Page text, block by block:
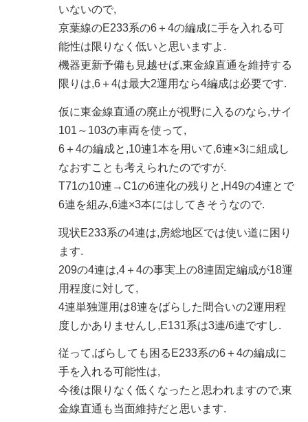
いないので,
京葉線のE233系の6＋4の編成に手を入れる可
能性は限りなく低いと思いますよ.
機器更新予備も見越せば,東金線直通を維持する
限りは,6＋4は最大2運用なら4編成は必要です.
仮に東金線直通の廃止が視野に入るのなら,サイ
101～103の車両を使って,
6＋4の編成と,10連1本を用いて,6連×3に組成し
なおすことも考えられたのですが.
T71の10連→C1の6連化の残りと,H49の4連とで
6連を組み,6連×3本にはしてきそうなので.
現状E233系の4連は,房総地区では使い道に困り
ます.
209の4連は,4＋4の事実上の8連固定編成が18運
用程度に対して,
4連単独運用は8連をばらした間合いの2運用程
度しかありませんし,E131系は3連/6連ですし.
従って,ばらしても困るE233系の6＋4の編成に
手を入れる可能性は,
今後は限りなく低くなったと思われますので,東
金線直通も当面維持だと思います.